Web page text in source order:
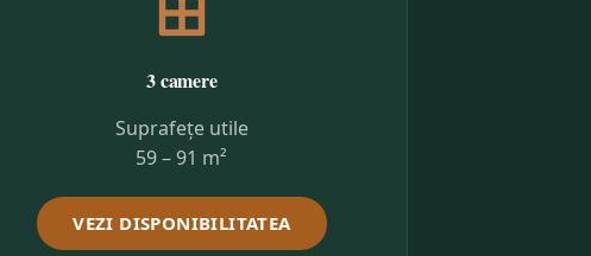
3 camere
Suprafețe utile
59 – 91 m²
VEZI DISPONIBILITATEA